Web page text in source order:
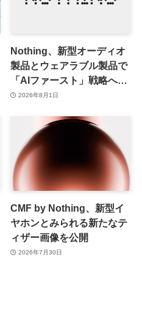
Nothing、新型オーディオ
製品とウェアラブル製品で
「AIファースト」戦略へ移
行か ｰ 第1弾製品は8〜9月
2026年8月1日
CMF by Nothing、新型イ
ヤホンとみられる新たなテ
ィザー画像を公開
2026年7月30日